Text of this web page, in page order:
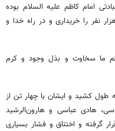
امام کاظم علیه السلام بوده
را خریداری و در راه خدا و
ما سخاوت و بذل وجود و کرم
هفتمین امام شیعیان ۳۵ سال به طول کشید و ایشان با چهار تن از
هادی عباسی و هارون‌الرشید
گرفته و اختناق و فشار بسیاری